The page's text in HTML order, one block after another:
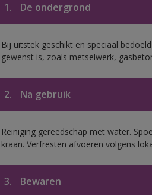
1. De ondergrond
Bij uitstek geschikt en speciaal
gewenst is, zoals metselwerk,
2. Na gebruik
Reiniging gereedschap met water.
kraan. Verfresten afvoeren volgens
3. Bewaren